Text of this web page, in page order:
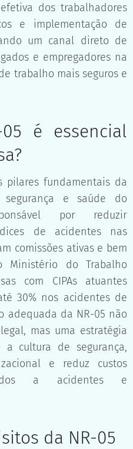
dos trabalhadores
e implementação de
um canal direto de
e empregadores na
trabalho mais seguros e
é essencial
pilares fundamentais da
segurança e saúde do
por reduzir
de acidentes nas
comissões ativas e bem
Ministério do Trabalho
com CIPAs atuantes
30% nos acidentes de
adequada da NR-05 não
mas uma estratégia
cultura de segurança,
e reduz custos
a acidentes e
da NR-05